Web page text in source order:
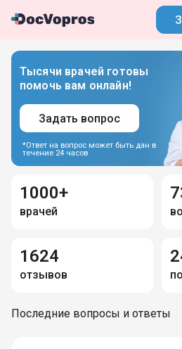
Тысячи врачей готовы
помочь вам онлайн!
Задать вопрос
*Ответ на вопрос может быть дан в
течение 24 часов
1000+
врачей
1624
отзывов
Последние вопросы и ответы